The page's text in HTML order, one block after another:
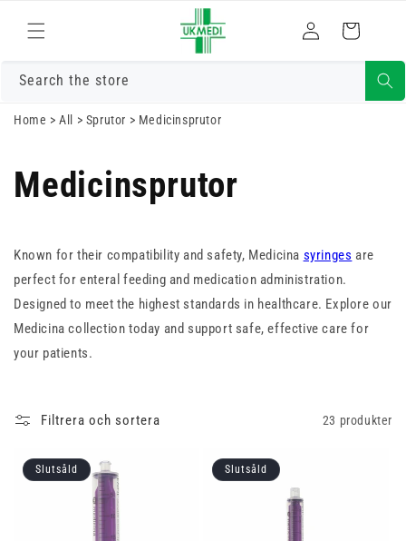
innehåll
in
Varukorg
Search the store
Home >All > Sprutor > Medicinsprutor
Medicinsprutor
Known for their compatibility and safety, Medicina syringes are
perfect for enteral feeding and medication administration.
Designed to meet the highest standards in healthcare. Explore our
Medicina collection today and support safe, effective care for
your patients.
Filtrera och sortera 23 produkter
Slutsåld Slutsåld